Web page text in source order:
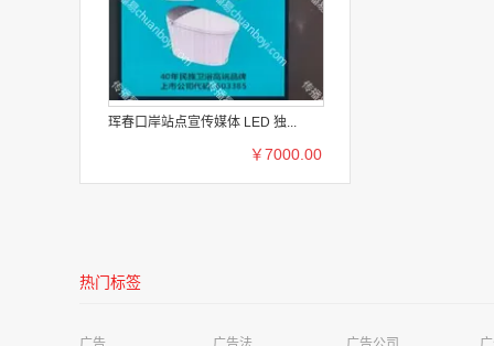
珲春口岸站点宣传媒体 LED 独...
￥7000.00
热门标签